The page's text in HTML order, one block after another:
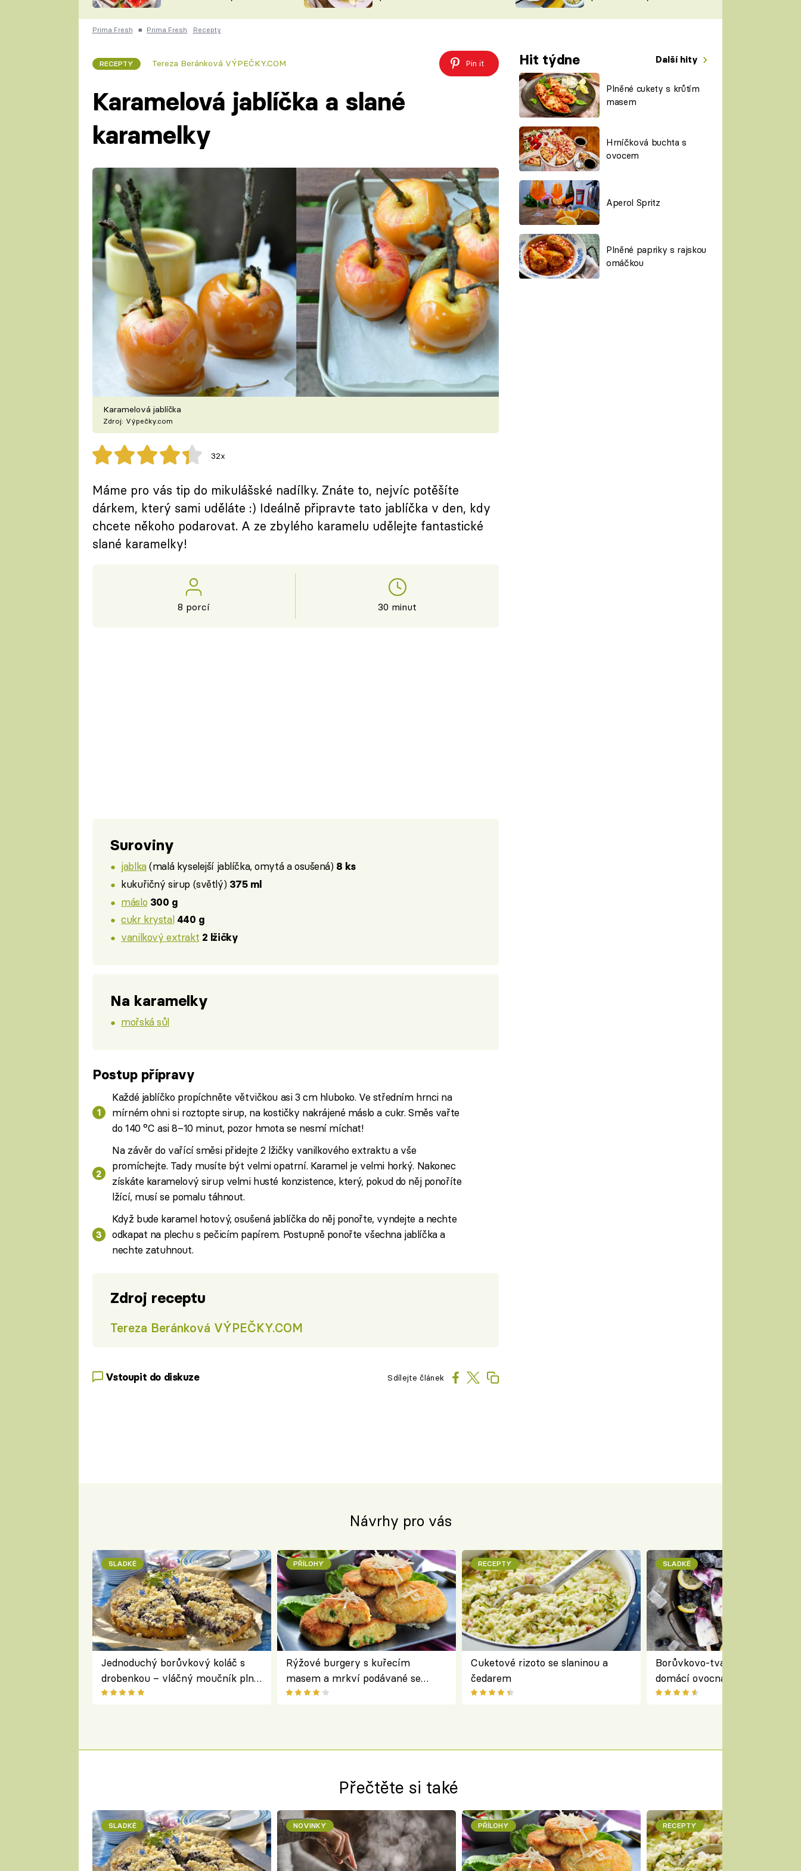
ČESKO NA TALÍŘI
KUCHAŘKA
VYCHYTÁVKY
ŠÉFREDAKTORKY
ČASOPIS
Prima Fresh ■ Prima Fresh Recepty
RECEPTY Tereza Beránková VÝPEČKY.COM Pin it Hit týdne Další hity
Plněné cukety s krůtím
masem
Hrníčková buchta s
ovocem
Aperol Spritz
Plněné papriky s rajskou
omáčkou
Karamelová jablíčka a slané
karamelky
Karamelová jablíčka
Zdroj: Výpečky.com
32x
Máme pro vás tip do mikulášské nadílky. Znáte to, nejvíc potěšíte
dárkem, který sami uděláte :) Ideálně připravte tato jablíčka v den, kdy
chcete někoho podarovat. A ze zbylého karamelu udělejte fantastické
slané karamelky!
8 porcí 30 minut
Suroviny
jablka(malá kyselejší jablíčka, omytá a osušená) 8 ks
kukuřičný sirup (světlý) 375 ml
máslo 300 g
cukr krystal 440 g
vanilkový extrakt 2 lžičky
Na karamelky
mořská sůl
Postup přípravy
Každé jablíčko propíchněte větvičkou asi 3 cm hluboko. Ve středním hrnci na
mírném ohni si roztopte sirup, na kostičky nakrájené máslo a cukr. Směs vařte
do 140 °C asi 8–10 minut, pozor hmota se nesmí míchat!
Na závěr do vařící směsi přidejte 2 lžičky vanilkového extraktu a vše
promíchejte. Tady musíte být velmi opatrní. Karamel je velmi horký. Nakonec
získáte karamelový sirup velmi husté konzistence, který, pokud do něj ponoříte
lžící, musí se pomalu táhnout.
Když bude karamel hotový, osušená jablíčka do něj ponořte, vyndejte a nechte
odkapat na plechu s pečicím papírem. Postupně ponořte všechna jablíčka a
nechte zatuhnout.
Zdroj receptu
Tereza Beránková VÝPEČKY.COM
Vstoupit do diskuze Sdílejte článek
Návrhy pro vás
SLADKÉ
Jednoduchý borůvkový koláč s
drobenkou – vláčný moučník plný
ovoce
PŘÍLOHY
Rýžové burgery s kuřecím
masem a mrkví podávané se
salátem – lehká a chutná večeře
RECEPTY
Cuketové rizoto se slaninou a
čedarem
SLADKÉ
Borůvkovo-tvarohové nanuky
domácí ovocná zmrzlina na
Přečtěte si také
SLADKÉ NOVINKY PŘÍLOHY RECEPTY